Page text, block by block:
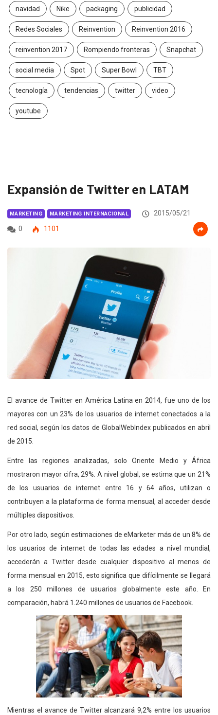
navidad Nike packaging publicidad
Redes Sociales Reinvention Reinvention 2016
reinvention 2017 Rompiendo fronteras Snapchat
social media Spot Super Bowl TBT
tecnología tendencias twitter video
youtube
Expansión de Twitter en LATAM
MARKETING MARKETING INTERNACIONAL
2015/05/21
0
1101
El avance de Twitter en América Latina en 2014, fue uno de los
mayores con un 23% de los usuarios de internet conectados a la
red social, según los datos de GlobalWebIndex publicados en abril
de 2015.
Entre las regiones analizadas, solo Oriente Medio y África
mostraron mayor cifra, 29%. A nivel global, se estima que un 21%
de los usuarios de internet entre 16 y 64 años, utilizan o
contribuyen a la plataforma de forma mensual, al acceder desde
múltiples dispositivos.
Por otro lado, según estimaciones de eMarketer más de un 8% de
los usuarios de internet de todas las edades a nivel mundial,
accederán a Twitter desde cualquier dispositivo al menos de
forma mensual en 2015, esto significa que difícilmente se llegará
a los 250 millones de usuarios globalmente este año. En
comparación, habrá 1.240 millones de usuarios de Facebook.
Mientras el avance de Twitter alcanzará 9,2% entre los usuarios